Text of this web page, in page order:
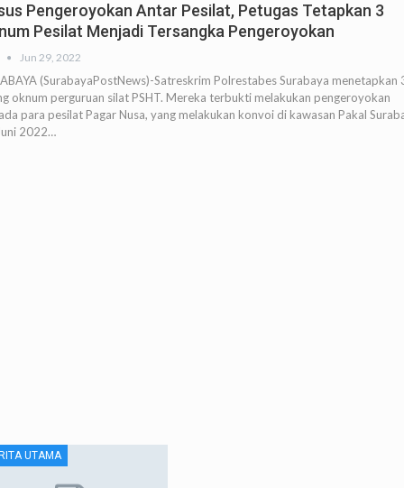
Pengeroyokan Antar Pesilat, Petugas Tetapkan 3
Pesilat Menjadi Tersangka Pengeroyokan
Jun 29, 2022
(SurabayaPostNews)-Satreskrim Polrestabes Surabaya menetapkan
oknum perguruan silat PSHT. Mereka terbukti melakukan pengeroyokan
para pesilat Pagar Nusa, yang melakukan konvoi di kawasan Pakal
2022…
UTAMA